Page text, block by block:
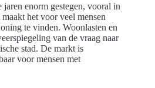
enorm gestegen, vooral in
het voor veel mensen
te vinden. Woonlasten en
van de vraag naar
stad. De markt is
voor mensen met